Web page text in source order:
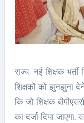
राज्य नई शिक्षक
शिक्षकों को झुनझुना
कि जो शिक्षक
का दर्जा दिया